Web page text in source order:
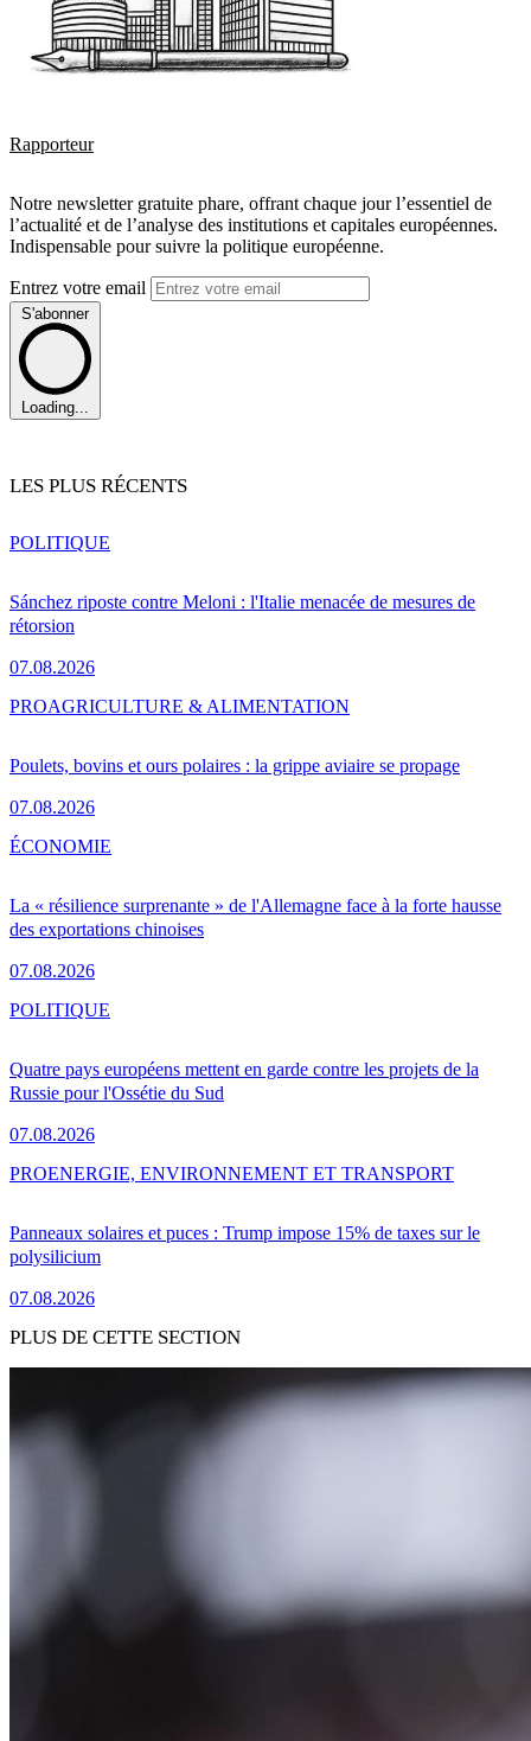
Rapporteur
Notre newsletter gratuite phare, offrant chaque jour l’essentiel de
l’actualité et de l’analyse des institutions et capitales européennes.
Indispensable pour suivre la politique européenne.
Entrez votre email
S'abonner
Loading...
LES PLUS RÉCENTS
Sánchez riposte contre Meloni : l'Italie menacée de mesures de
rétorsion
07.08.2026
POLITIQUE
Poulets, bovins et ours polaires : la grippe aviaire se propage
07.08.2026
PROAGRICULTURE & ALIMENTATION
La « résilience surprenante » de l'Allemagne face à la forte hausse
des exportations chinoises
07.08.2026
ÉCONOMIE
Quatre pays européens mettent en garde contre les projets de la
Russie pour l'Ossétie du Sud
07.08.2026
POLITIQUE
Panneaux solaires et puces : Trump impose 15% de taxes sur le
polysilicium
07.08.2026
PROENERGIE, ENVIRONNEMENT ET TRANSPORT
PLUS DE CETTE SECTION